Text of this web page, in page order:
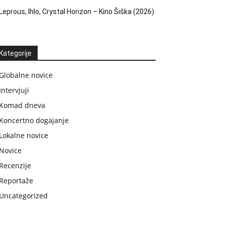
Ihlo, Crystal Horizon – Kino Šiška (2026)
novice
dneva
dogajanje
novice